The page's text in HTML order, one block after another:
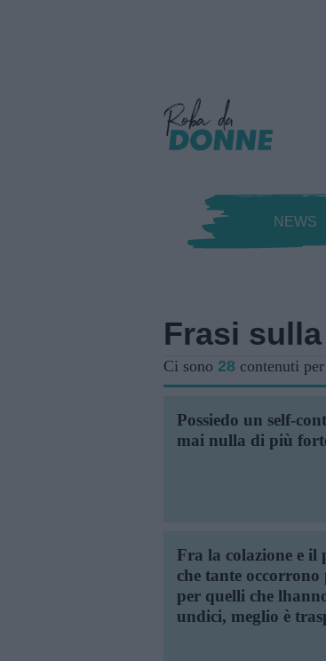
NEWS
Frasi
Ci sono 28 contenuti
Possiedo un self-
mai nulla di più
Fra la colazione e il
che tante
per quelli che
undici, meglio è